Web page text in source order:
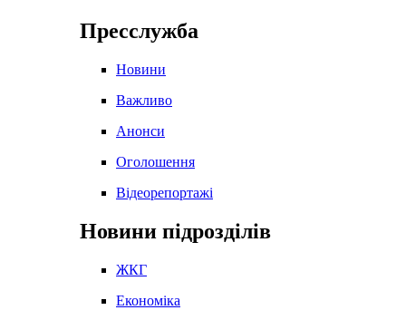
Пресслужба
Новини
Важливо
Анонси
Оголошення
Відеорепортажі
Новини підрозділів
ЖКГ
Економіка